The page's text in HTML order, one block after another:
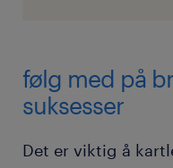
følg med på
suksesser
Det er viktig å